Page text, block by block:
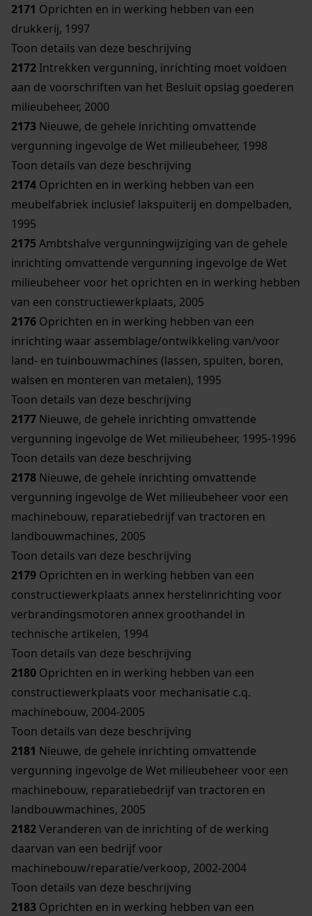
2171 Oprichten en in werking hebben van een
drukkerij, 1997
Toon details van deze beschrijving
2172 Intrekken vergunning, inrichting moet voldoen
aan de voorschriften van het Besluit opslag goederen
milieubeheer, 2000
2173 Nieuwe, de gehele inrichting omvattende
vergunning ingevolge de Wet milieubeheer, 1998
Toon details van deze beschrijving
2174 Oprichten en in werking hebben van een
meubelfabriek inclusief lakspuiterij en dompelbaden,
1995
2175Ambtshalve vergunningwijziging van de gehele
inrichting omvattende vergunning ingevolge de Wet
milieubeheer voor het oprichten en in werking hebben
van een constructiewerkplaats, 2005
2176 Oprichten en in werking hebben van een
inrichting waar assemblage/ontwikkeling van/voor
land- en tuinbouwmachines (lassen, spuiten, boren,
walsen en monteren van metalen), 1995
Toon details van deze beschrijving
2177 Nieuwe, de gehele inrichting omvattende
vergunning ingevolge de Wet milieubeheer, 1995-1996
Toon details van deze beschrijving
2178 Nieuwe, de gehele inrichting omvattende
vergunning ingevolge de Wet milieubeheer voor een
machinebouw, reparatiebedrijf van tractoren en
landbouwmachines, 2005
Toon details van deze beschrijving
2179 Oprichten en in werking hebben van een
constructiewerkplaats annex herstelinrichting voor
verbrandingsmotoren annex groothandel in
technische artikelen, 1994
Toon details van deze beschrijving
2180 Oprichten en in werking hebben van een
constructiewerkplaats voor mechanisatie c.q.
machinebouw, 2004-2005
Toon details van deze beschrijving
2181 Nieuwe, de gehele inrichting omvattende
vergunning ingevolge de Wet milieubeheer voor een
machinebouw, reparatiebedrijf van tractoren en
landbouwmachines, 2005
2182Veranderen van de inrichting of de werking
daarvan van een bedrijf voor
machinebouw/reparatie/verkoop, 2002-2004
Toon details van deze beschrijving
2183 Oprichten en in werking hebben van een